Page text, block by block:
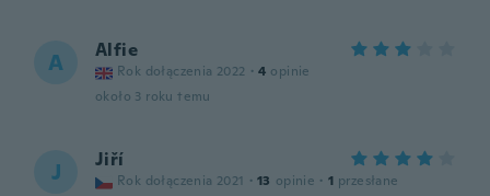
A Alfie
Rok dołączenia 2022 · 4 opinie
około 3 roku temu
J Jiří
Rok dołączenia 2021 · 13 opinie · 1 przesłane